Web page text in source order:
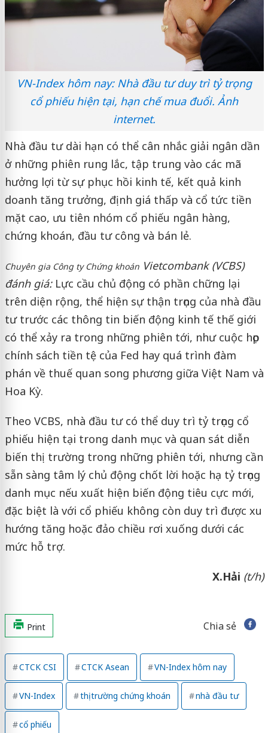
VN-Index hôm nay: Nhà đầu tư duy trì tỷ trọng
cổ phiếu hiện tại, hạn chế mua đuổi. Ảnh
internet.
Nhà đầu tư dài hạn có thể cân nhắc giải ngân dần
ở những phiên rung lắc, tập trung vào các mã
hưởng lợi từ sự phục hồi kinh tế, kết quả kinh
doanh tăng trưởng, định giá thấp và cổ tức tiền
mặt cao, ưu tiên nhóm cổ phiếu ngân hàng,
chứng khoán, đầu tư công và bán lẻ.
Chuyên gia Công ty Chứng khoánVietcombank (VCBS)
đánh giá: Lực cầu chủ động có phần chững lại
trên diện rộng, thể hiện sự thận trọng của nhà đầu
tư trước các thông tin biến động kinh tế thế giới
có thể xảy ra trong những phiên tới, như cuộc họp
chính sách tiền tệ của Fed hay quá trình đàm
phán về thuế quan song phương giữa Việt Nam và
Hoa Kỳ.
Theo VCBS, nhà đầu tư có thể duy trì tỷ trọng cổ
phiếu hiện tại trong danh mục và quan sát diễn
biến thị trường trong những phiên tới, nhưng cần
sẵn sàng tâm lý chủ động chốt lời hoặc hạ tỷ trọng
danh mục nếu xuất hiện biến động tiêu cực mới,
đặc biệt là với cổ phiếu không còn duy trì được xu
hướng tăng hoặc đảo chiều rơi xuống dưới các
mức hỗ trợ.
X.Hải (t/h)
Print Chia sẻ
CTCK CSI CTCK Asean VN-Index hôm nay
VN-Index thị trường chứng khoán nhà đầu tư
cổ phiếu